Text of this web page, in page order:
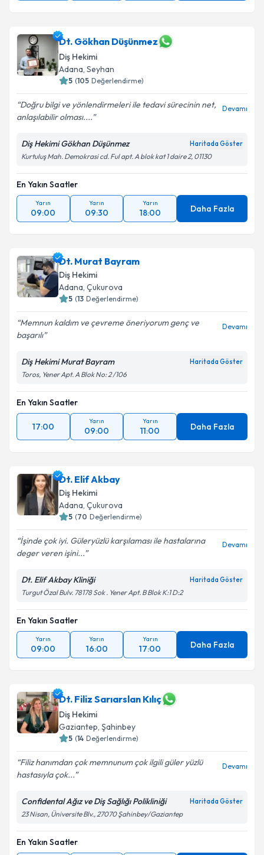
Dt. Gökhan Düşünmez
Diş Hekimi
Adana, Seyhan
5 (105 Değerlendirme)
Doğru bilgi ve yönlendirmeleri ile tedavi sürecinin net,
anlaşılabilir olması....
Devamı
Diş Hekimi Gökhan Düşünmez Haritada Göster
Kurtuluş Mah. Demokrasi cd. Ful apt. A blok kat 1 daire 2, 01130
En Yakın Saatler
Yarın
09:00
Yarın
09:30
Yarın
18:00 Daha Fazla
Dt. Murat Bayram
Diş Hekimi
Adana, Çukurova
5 (13 Değerlendirme)
Memnun kaldım ve çevreme öneriyorum genç ve
başarılı
Devamı
Diş Hekimi Murat Bayram Haritada Göster
Toros, Yener Apt. A Blok No: 2 /106
En Yakın Saatler
17:00
Yarın
09:00
Yarın
11:00 Daha Fazla
Dt. Elif Akbay
Diş Hekimi
Adana, Çukurova
5 (70 Değerlendirme)
İşinde çok iyi. Güleryüzlü karşılaması ile hastalarına
deger veren işini...
Devamı
Dt. Elif Akbay Kliniği Haritada Göster
Turgut Özal Bulv. 78178 Sok . Yener Apt. B Blok K:1 D:2
En Yakın Saatler
Yarın
09:00
Yarın
16:00
Yarın
17:00 Daha Fazla
Dt. Filiz Sarıarslan Kılıç
Diş Hekimi
Gaziantep, Şahinbey
5 (14 Değerlendirme)
Filiz hanımdan çok memnunum çok ilgili güler yüzlü
hastasıyla çok...
Devamı
Confidental Ağız ve Diş Sağlığı Polikliniği Haritada Göster
23 Nisan, Üniversite Blv., 27070 Şahinbey/Gaziantep
En Yakın Saatler